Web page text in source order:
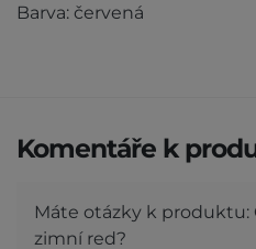
Barva: červená
Komentáře k
Máte otázky k produktu:
zimní red?